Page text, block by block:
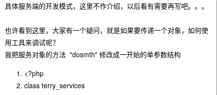
具体服务端的开发模式，这里不作介绍，以后看有需要再写吧。。。
也许看到这里，大家有一个疑问，就是如果要传递一个对象，如何使
用工具来调试呢？
我把服务对象的方法 "dosmth" 修改成一开始的单参数结构
<?php
class terry_services